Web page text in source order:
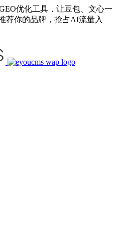
优化工具，让豆包、文心一
荐你的品牌，抢占AI流量入